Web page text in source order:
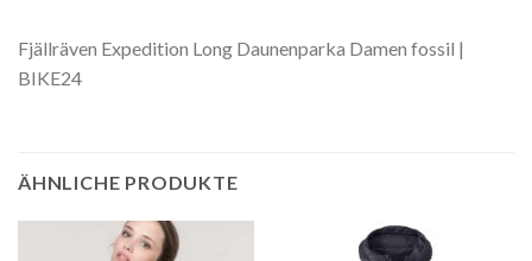
Fjällräven Expedition Long Daunenparka Damen fossil |
BIKE24
ÄHNLICHE PRODUKTE